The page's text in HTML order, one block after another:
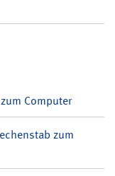
Computer
zum